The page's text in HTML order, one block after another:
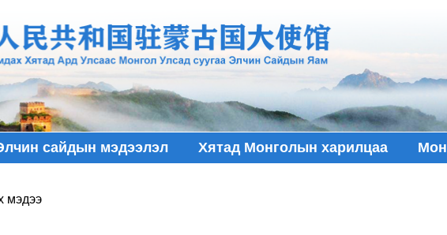
сайдын мэдээлэл Хятад Монголын харилцаа
мэдээ